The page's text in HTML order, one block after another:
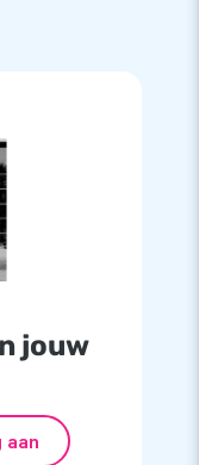
jouw
aan